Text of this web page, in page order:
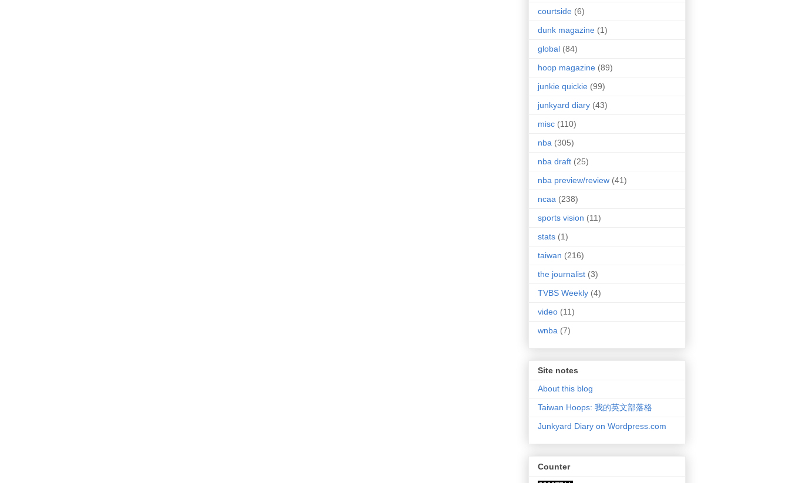
courtside (6)
dunk magazine (1)
global (84)
hoop magazine (89)
junkie quickie (99)
junkyard diary (43)
misc (110)
nba (305)
nba draft (25)
nba preview/review (41)
ncaa (238)
sports vision (11)
stats (1)
taiwan (216)
the journalist (3)
TVBS Weekly (4)
video (11)
wnba (7)
Site notes
About this blog
Taiwan Hoops: 我的英文部落格
Junkyard Diary on Wordpress.com
Counter